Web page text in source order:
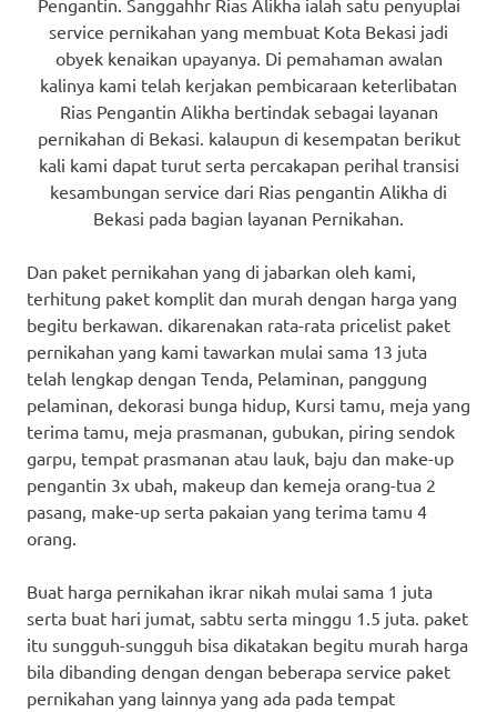
Pengantin. Sanggahhr Rias Alikha ialah satu penyuplai
service pernikahan yang membuat Kota Bekasi jadi
obyek kenaikan upayanya. Di pemahaman awalan
kalinya kami telah kerjakan pembicaraan keterlibatan
Rias Pengantin Alikha bertindak sebagai layanan
pernikahan di Bekasi. kalaupun di kesempatan berikut
kali kami dapat turut serta percakapan perihal transisi
kesambungan service dari Rias pengantin Alikha di
Bekasi pada bagian layanan Pernikahan.
Dan paket pernikahan yang di jabarkan oleh kami,
terhitung paket komplit dan murah dengan harga yang
begitu berkawan. dikarenakan rata-rata pricelist paket
pernikahan yang kami tawarkan mulai sama 13 juta
telah lengkap dengan Tenda, Pelaminan, panggung
pelaminan, dekorasi bunga hidup, Kursi tamu, meja yang
terima tamu, meja prasmanan, gubukan, piring sendok
garpu, tempat prasmanan atau lauk, baju dan make-up
pengantin 3x ubah, makeup dan kemeja orang-tua 2
pasang, make-up serta pakaian yang terima tamu 4
orang.
Buat harga pernikahan ikrar nikah mulai sama 1 juta
serta buat hari jumat, sabtu serta minggu 1.5 juta. paket
itu sungguh-sungguh bisa dikatakan begitu murah harga
bila dibanding dengan dengan beberapa service paket
pernikahan yang lainnya yang ada pada tempat